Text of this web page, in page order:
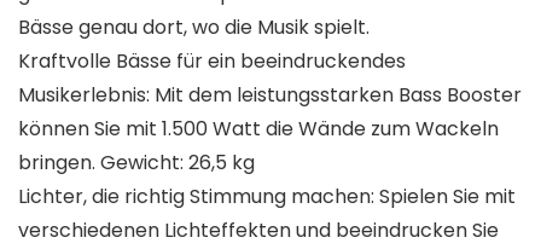
Bässe genau dort, wo die Musik spielt.
Kraftvolle Bässe für ein beeindruckendes
Musikerlebnis: Mit dem leistungsstarken Bass Booster
können Sie mit 1.500 Watt die Wände zum Wackeln
bringen. Gewicht: 26,5 kg
Lichter, die richtig Stimmung machen: Spielen Sie mit
verschiedenen Lichteffekten und beeindrucken Sie